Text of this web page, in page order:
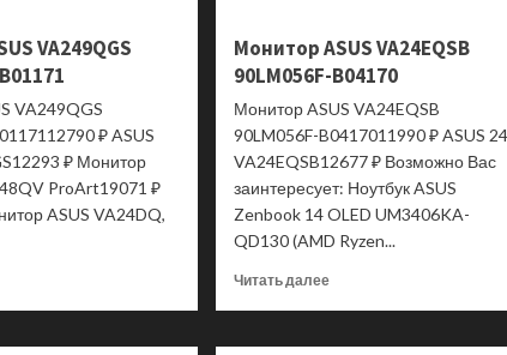
VA249QGS
VA249QGS
₽ ASUS
₽ Монитор
ProArt19071 ₽
ASUS VA24DQ,
Монитор ASUS VA24EQSB
90LM056F-B04170
Монитор ASUS VA24EQSB
90LM056F-B0417011990 ₽ ASUS
VA24EQSB12677 ₽ Возможно Вас
заинтересует: Ноутбук ASUS
Zenbook 14 OLED UM3406KA-
QD130 (AMD Ryzen...
Читать далееПрочитать
Монитор